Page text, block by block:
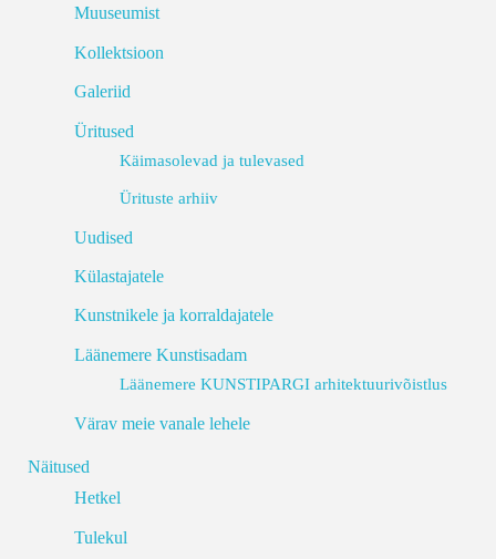
Muuseumist
Kollektsioon
Galeriid
Üritused
Käimasolevad ja tulevased
Ürituste arhiiv
Uudised
Külastajatele
Kunstnikele ja korraldajatele
Läänemere Kunstisadam
Läänemere KUNSTIPARGI arhitektuurivõistlus
Värav meie vanale lehele
Näitused
Hetkel
Tulekul